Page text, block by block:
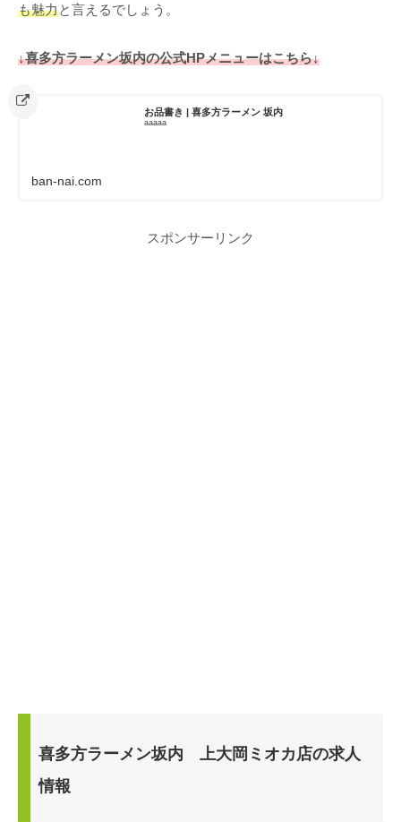
も魅力と言えるでしょう。
↓喜多方ラーメン坂内の公式HPメニューはこちら↓
お品書き | 喜多方ラーメン 坂内
aaaaa
ban-nai.com
スポンサーリンク
喜多方ラーメン坂内 上大岡ミオカ店の求人
情報